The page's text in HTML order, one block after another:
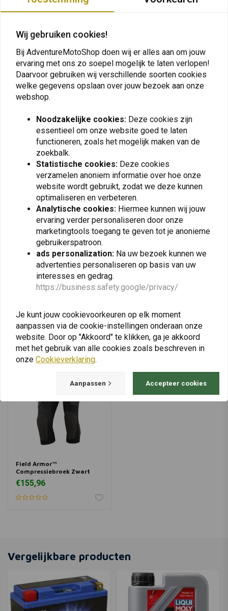
Het zweetafvoerende Hydradry-chassis volgt de contouren van uw
bewegingsvrijheid te bieden.
Impactzones
Versterkte impactzones gemaakt met DuPont™ Kevlar® en D3O®
D30® Impactbeschermers
Bevat D3O® in de impactzones (Borst, Rug, Schouders en Armen).
een veelzijdig, flexibel materiaal voor een scala aan schokabsorptie en
impactbescherming. D3O® levert de meest flexibele en discrete
bescherming op de markt en overtreft consequent traditionele
Plaats ook een review
Vergelijkbare producten
OVERLAND FUEL
Jerrycan 4,5 Ltr / 1,19 G |
Kies Kleur
€69,95
KEDO
Yamaha Ténéré 700
Field Armor™
Compressiebroek Zwart
€155,96
Vergelijkbare producten
Wij gebruiken cookies!
Bij AdventureMotoShop doen wij er alles aan om jouw
ervaring met ons zo soepel mogelijk te laten verlopen!
Daarvoor gebruiken wij verschillende soorten cookies
welke gegevens opslaan over jouw bezoek aan onze
webshop.
Noodzakelijke cookies: Deze cookies zijn
essentieel om onze website goed te laten
functioneren, zoals het mogelijk maken van de
zoekbalk.
Statistische cookies: Deze cookies
verzamelen anoniem informatie over hoe onze
website wordt gebruikt, zodat we deze kunnen
optimaliseren en verbeteren.
Analytische cookies: Hiermee kunnen wij jouw
ervaring verder personaliseren door onze
marketingtools toegang te geven tot je anonieme
gebruikerspatroon.
ads personalization: Na uw bezoek kunnen we
advertenties personaliseren op basis van uw
interesses en gedrag.
https://business.safety.google/privacy/
Je kunt jouw cookievoorkeuren op elk moment
aanpassen via de cookie-instellingen onderaan onze
website. Door op "Akkoord" te klikken, ga je akkoord
met het gebruik van alle cookies zoals beschreven in
onze Cookieverklaring.
Aanpassen Accepteer cookies